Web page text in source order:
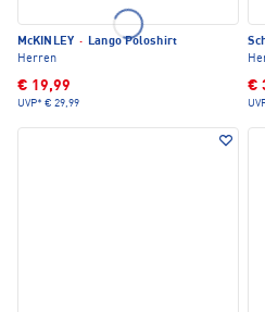
McKINLEY · Lango Poloshirt
Herren
€ 19,99
UVP* € 29,99
€